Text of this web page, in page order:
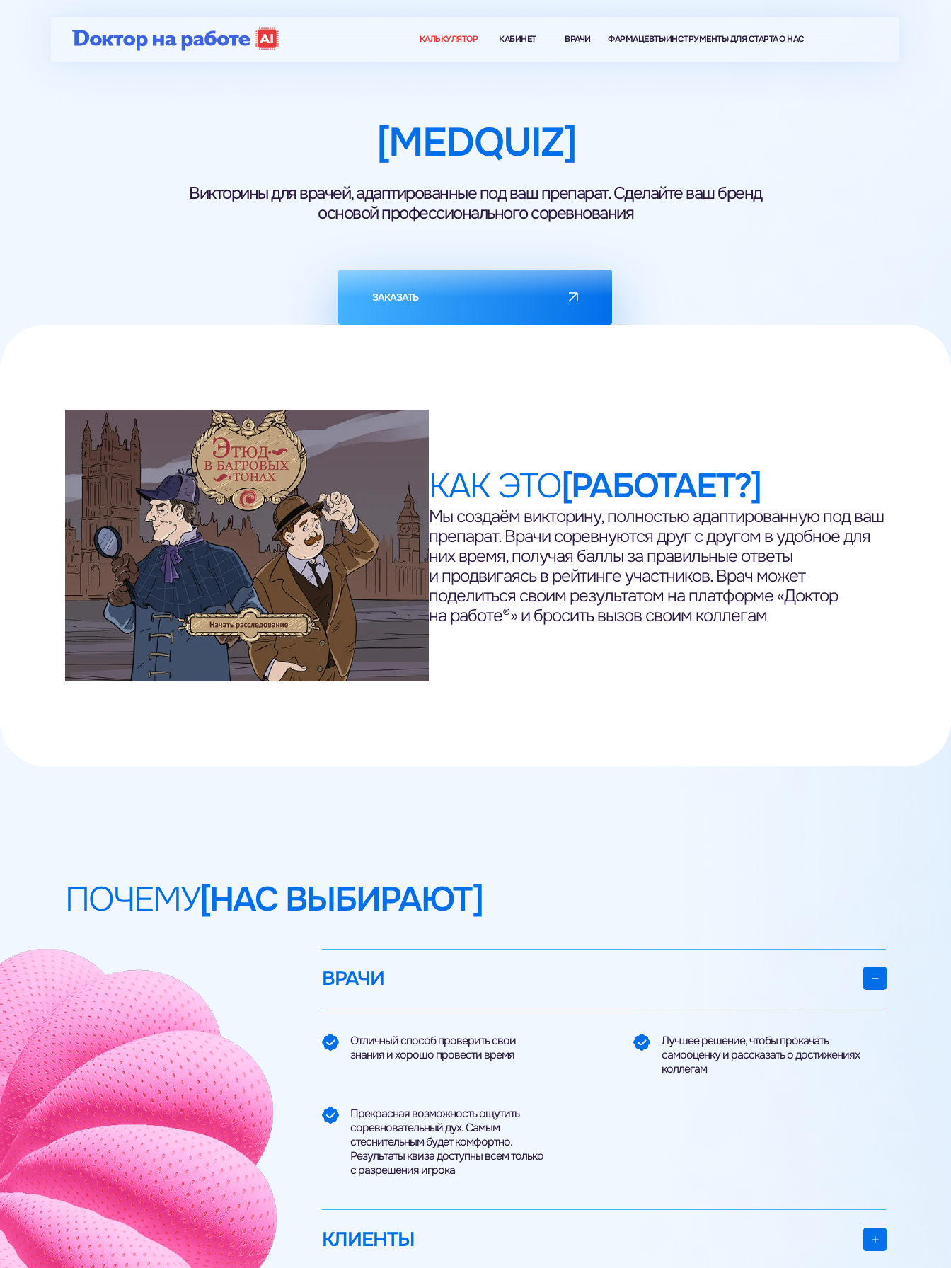
КАЛЬКУЛЯТОР КАБИНЕТ ВРАЧИ ФАРМАЦЕВТЫИНСТРУМЕНТЫДЛЯ СТАРТАО НАС
[MEDQUIZ]
Викторины для врачей, адаптированные под ваш препарат. Сделайте ваш бренд
основой профессионального соревнования
ЗАКАЗАТЬ
КАК ЭТО[РАБОТАЕТ?]
Мы создаём викторину, полностью адаптированную под ваш
препарат. Врачи соревнуются друг с другом в удобное для
них время, получая баллы за правильные ответы
и продвигаясь в рейтинге участников. Врач может
поделиться своим результатом на платформе «Доктор
на работе®» и бросить вызов своим коллегам
ПОЧЕМУ[НАС ВЫБИРАЮТ]
ВРАЧИ
Лучшее решение, чтобы прокачать
самооценку и рассказать о достижениях
коллегам
Прекрасная возможность ощутить
соревновательный дух. Самым
стеснительным будет комфортно.
Результаты квиза доступны всем только
с разрешения игрока
Отличный способ проверить свои
знания и хорошо провести время
КЛИЕНТЫ